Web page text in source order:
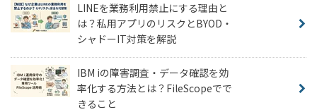
LINEを業務利用禁止にする理由と
は？私用アプリのリスクとBYOD・
シャドーIT対策を解説
IBM iの障害調査・データ確認を効
率化する方法とは？FileScopeでで
きること